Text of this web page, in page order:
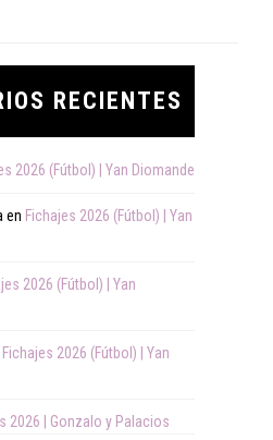
RECIENTES
2026 (Fútbol) | Yan Diomande
en Fichajes 2026 (Fútbol) | Yan
2026 (Fútbol) | Yan
Fichajes 2026 (Fútbol) | Yan
2026 | Gonzalo y Palacios